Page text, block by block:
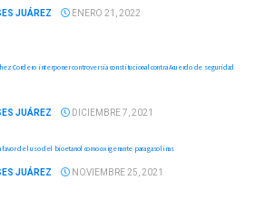
JUÁREZ ENERO 21, 2022
Cordero interponer controversia constitucional contra Acuerdo de seguridad
JUÁREZ DICIEMBRE 7, 2021
favor del uso del bioetanol como oxigenante para gasolinas
JUÁREZ NOVIEMBRE 25, 2021